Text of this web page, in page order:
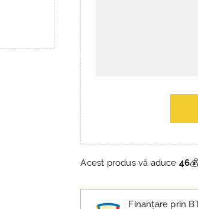
Acest produs vă aduce 46
Finanțare prin